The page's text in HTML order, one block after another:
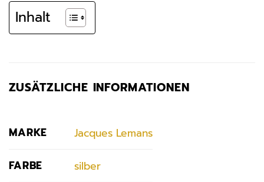
Inhalt
ZUSÄTZLICHE INFORMATIONEN
MARKE Jacques Lemans
FARBE silber